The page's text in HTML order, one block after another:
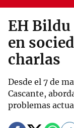
EH
en
charlas
Desde el 7 de
Cascante,
problemas